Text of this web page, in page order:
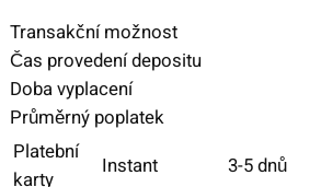
Transakční možnost
Čas provedení depositu
Doba vyplacení
Průměrný poplatek
Platební
karty
Instant 3-5 dnů